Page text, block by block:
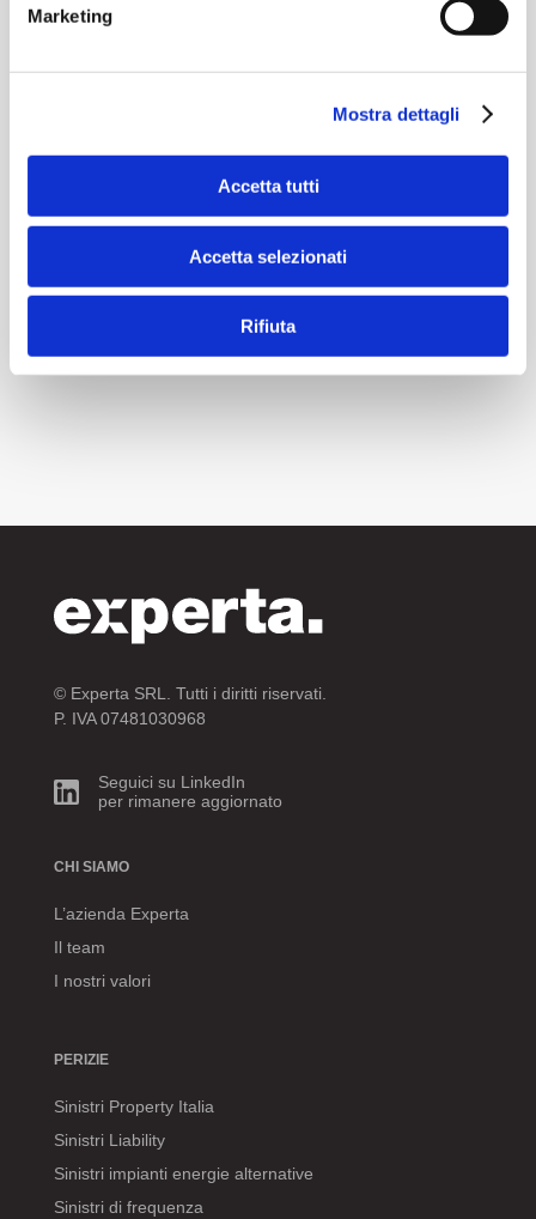
Marketing
Mostra dettagli
Accetta tutti
Accetta selezionati
Rifiuta
© Experta SRL. Tutti i diritti riservati.
P. IVA 07481030968
Seguici su LinkedIn
per rimanere aggiornato
CHI SIAMO
L’azienda Experta
Il team
I nostri valori
PERIZIE
Sinistri Property Italia
Sinistri Liability
Sinistri impianti energie alternative
Sinistri di frequenza